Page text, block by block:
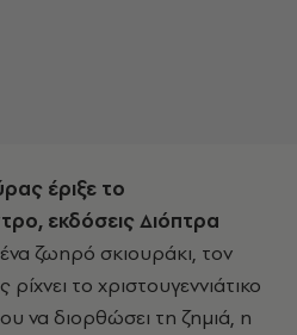
έριξε το
εκδόσεις Διόπτρα
ζωηρό σκιουράκι, τον
το χριστουγεννιάτικο
να διορθώσει τη ζημιά, η